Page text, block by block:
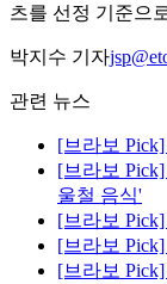
츠를 선정 기준으
박지수 기자
관련 뉴스
[브라보
[브라보
울철 음식'
[브라보
[브라보
[브라보